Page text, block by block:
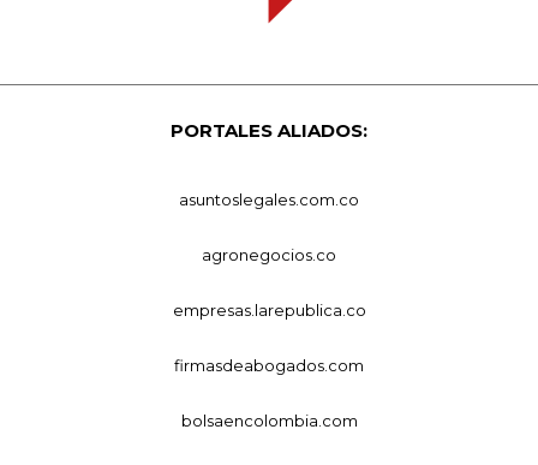
PORTALES ALIADOS:
asuntoslegales.com.co
agronegocios.co
empresas.larepublica.co
firmasdeabogados.com
bolsaencolombia.com